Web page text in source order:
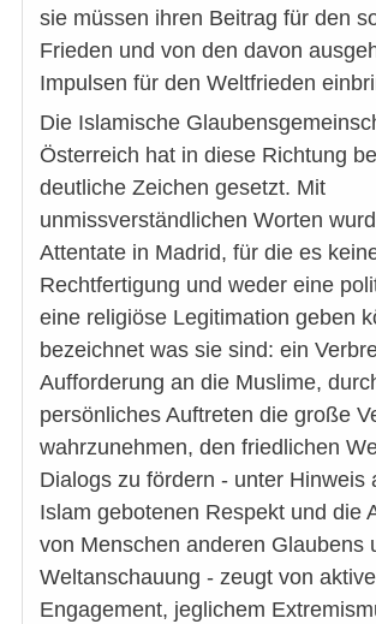
sie müssen ihren Beitrag für den
Frieden und von den davon
Impulsen für den Weltfrieden
Die Islamische
Österreich hat in diese Richtung
deutliche Zeichen gesetzt. Mit
unmissverständlichen Worten
Attentate in Madrid, für die es
Rechtfertigung und weder eine
eine religiöse Legitimation geben
bezeichnet was sie sind: ein
Aufforderung an die Muslime,
persönliches Auftreten die große
wahrzunehmen, den friedlichen
Dialogs zu fördern - unter Hinweis
Islam gebotenen Respekt und die
von Menschen anderen Glaubens
Weltanschauung - zeugt von
Engagement, jeglichem